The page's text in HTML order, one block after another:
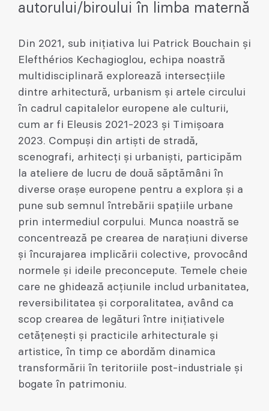
autorului/biroului în limba maternă
Din 2021, sub inițiativa lui Patrick Bouchain și
Elefthérios Kechagioglou, echipa noastră
multidisciplinară explorează intersecțiile
dintre arhitectură, urbanism și artele circului
în cadrul capitalelor europene ale culturii,
cum ar fi Eleusis 2021-2023 și Timișoara
2023. Compuși din artiști de stradă,
scenografi, arhitecți și urbaniști, participăm
la ateliere de lucru de două săptămâni în
diverse orașe europene pentru a explora și a
pune sub semnul întrebării spațiile urbane
prin intermediul corpului. Munca noastră se
concentrează pe crearea de narațiuni diverse
și încurajarea implicării colective, provocând
normele și ideile preconcepute. Temele cheie
care ne ghidează acțiunile includ urbanitatea,
reversibilitatea și corporalitatea, având ca
scop crearea de legături între inițiativele
cetățenești și practicile arhitecturale și
artistice, în timp ce abordăm dinamica
transformării în teritoriile post-industriale și
bogate în patrimoniu.